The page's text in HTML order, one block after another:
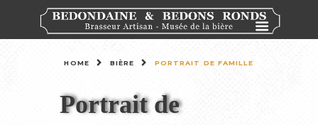
HOME BIÈRE PORTRAIT DE FAMILLE
Portrait de